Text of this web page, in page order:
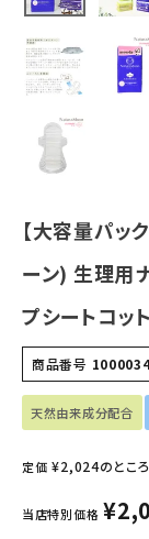
カテゴリーから探
美容・コスメ・香水
衛生用品
フェムケア
インナー・下着・
キッズ・ベビー・マ
キッチン用品
【大容量パ
ーン) 生理用
プシートコッ
商品番号
天然由来成分配合
定価 ¥2,024のところ
当店特別価格 ¥